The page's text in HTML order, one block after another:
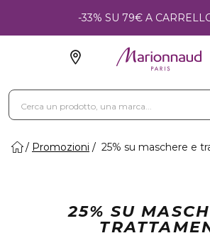
-33% SU 79€ A
Promozioni 25% su maschere e
25% SU